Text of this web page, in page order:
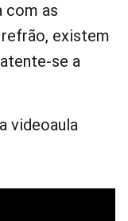
com as
existem
se a
videoaula